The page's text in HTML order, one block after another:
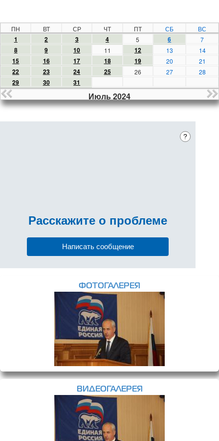
ПН ВТ СР ЧТ ПТ СБ ВС
1 2 3 4 5 6 7
8 9 10 11 12 13 14
15 16 17 18 19 20 21
22 23 24 25 26 27 28
29 30 31
Июль 2024
?
Расскажите о проблеме
Написать сообщение
ФОТОГАЛЕРЕЯ
ВИДЕОГАЛЕРЕЯ